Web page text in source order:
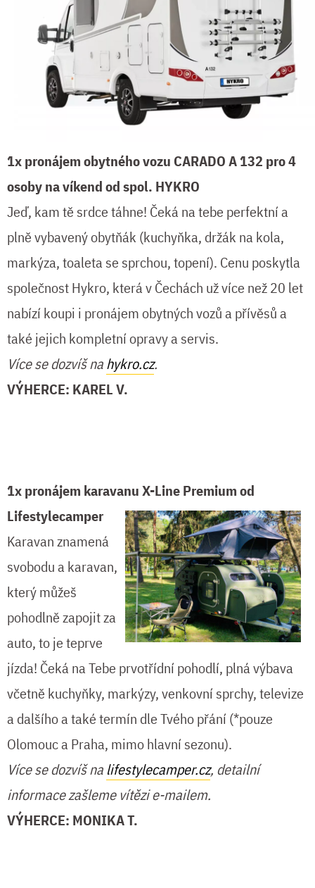
1x pronájem obytného vozu CARADO A 132 pro 4
osoby na víkend od spol. HYKRO
Jeď, kam tě srdce táhne! Čeká na tebe perfektní a
plně vybavený obytňák (kuchyňka, držák na kola,
markýza, toaleta se sprchou, topení). Cenu poskytla
společnost Hykro, která v Čechách už více než 20 let
nabízí koupi i pronájem obytných vozů a přívěsů a
také jejich kompletní opravy a servis.
Více se dozvíš nahykro.cz.
VÝHERCE: KAREL V.
1x pronájem karavanu X-Line Premium od
Lifestylecamper
Karavan znamená
svobodu a karavan,
který můžeš
pohodlně zapojit za
auto, to je teprve
jízda! Čeká na Tebe prvotřídní pohodlí, plná výbava
včetně kuchyňky, markýzy, venkovní sprchy, televize
a dalšího a také termín dle Tvého přání (*pouze
Olomouc a Praha, mimo hlavní sezonu).
Více se dozvíš na lifestylecamper.cz, detailní
informace zašleme vítězi e-mailem.
VÝHERCE: MONIKA T.